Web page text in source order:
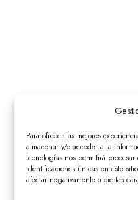
Para ofrecer las mejores
almacenar y/o acceder a la
tecnologías nos permitirá
identificaciones únicas en este
afectar negativamente a ciertas